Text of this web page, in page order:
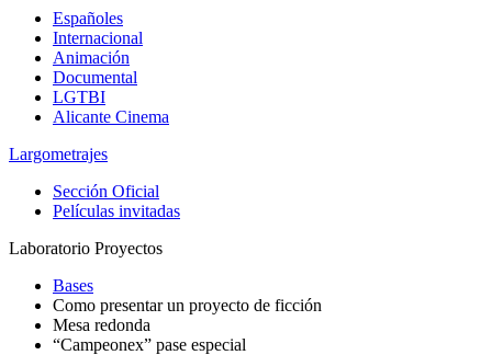
Españoles
Internacional
Animación
Documental
LGTBI
Alicante Cinema
Largometrajes
Sección Oficial
Películas invitadas
Laboratorio Proyectos
Bases
Como presentar un proyecto de ficción
Mesa redonda
“Campeonex” pase especial